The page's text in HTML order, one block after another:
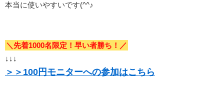
本当に使いやすいです(^^♪
＼先着1000名限定！早い者勝ち！／
↓↓↓
＞＞100円モニターへの参加はこちら